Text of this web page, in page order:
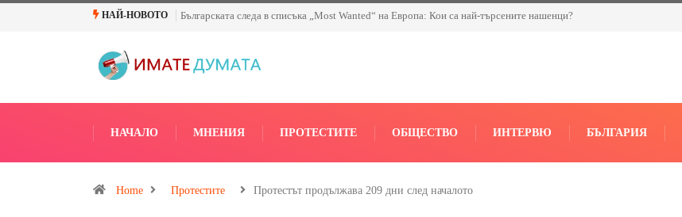
НАЙ-НОВОТО Българската следа в списъка „Most Wanted“ на Европа: Кои са най-търсените нашенци?
НАЧАЛО МНЕНИЯ ПРОТЕСТИТЕ ОБЩЕСТВО ИНТЕРВЮ БЪЛГАРИЯ
Home Протестите Протестът продължава 209 дни след началото